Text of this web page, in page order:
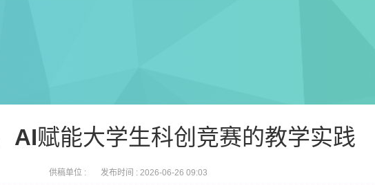
AI赋能大学生科创竞赛的教学实践
供稿单位 : 发布时间 : 2026-06-26 09:03